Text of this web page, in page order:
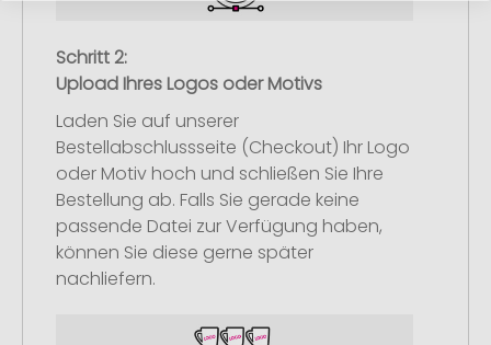
Schritt 2:
Upload Ihres Logos oder Motivs
Laden Sie auf unserer
Bestellabschlussseite (Checkout) Ihr Logo
oder Motiv hoch und schließen Sie Ihre
Bestellung ab. Falls Sie gerade keine
passende Datei zur Verfügung haben,
können Sie diese gerne später
nachliefern.